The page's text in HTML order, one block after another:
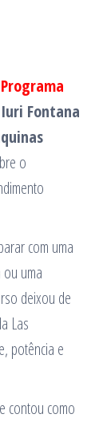
Programa
Iuri Fontana
o
com uma
uma
deixou de
Las
potência e
contou como